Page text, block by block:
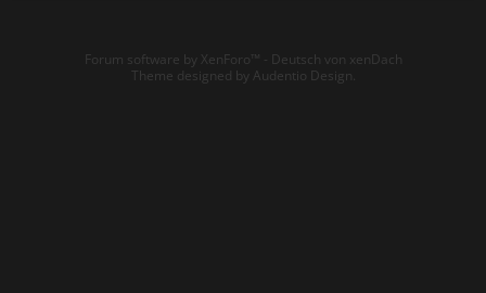
Forum software by XenForo™ - Deutsch von xenDach
Theme designed by Audentio Design.